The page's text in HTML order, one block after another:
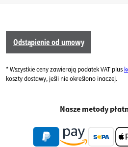
Odstąpienie od umowy
* Wszystkie ceny zawierają podatek VAT plus
koszty dostawy, jeśli nie określono inaczej.
Nasze metody